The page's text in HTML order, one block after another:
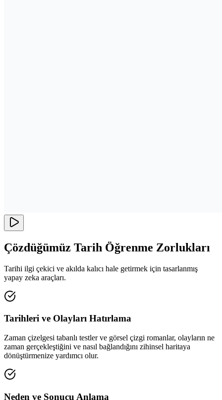
Çözdüğümüz Tarih Öğrenme Zorlukları
Tarihi ilgi çekici ve akılda kalıcı hale getirmek için tasarlanmış
yapay zeka araçları.
Tarihleri ve Olayları Hatırlama
Zaman çizelgesi tabanlı testler ve görsel çizgi romanlar, olayların ne
zaman gerçekleştiğini ve nasıl bağlandığını zihinsel haritaya
dönüştürmenize yardımcı olur.
Neden ve Sonucu Anlama